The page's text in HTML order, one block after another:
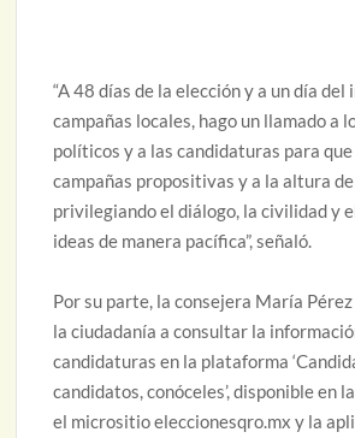
“A 48 días de la elección y a un día del
campañas locales, hago un llamado a
políticos y a las candidaturas para
campañas propositivas y a la altura
privilegiando el diálogo, la civilidad y
ideas de manera pacífica”, señaló.
Por su parte, la consejera María
la ciudadanía a consultar la
candidaturas en la plataforma
candidatos, conóceles’, disponible en
el micrositio eleccionesqro.mx y la